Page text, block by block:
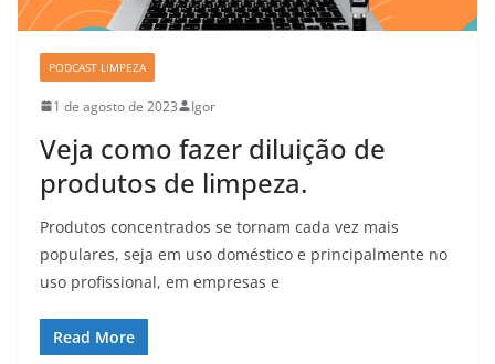
PODCAST LIMPEZA
1 de agosto de 2023 Igor
Veja como fazer diluição de
produtos de limpeza.
Produtos concentrados se tornam cada vez mais
populares, seja em uso doméstico e principalmente no
uso profissional, em empresas e
Read More